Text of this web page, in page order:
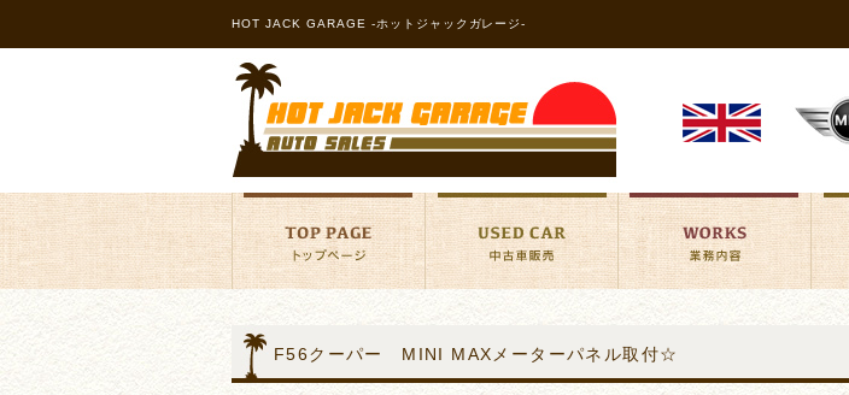
HOT JACK GARAGE -ホットジャックガレージ-
F56クーパー MINI MAXメーターパネル取付☆